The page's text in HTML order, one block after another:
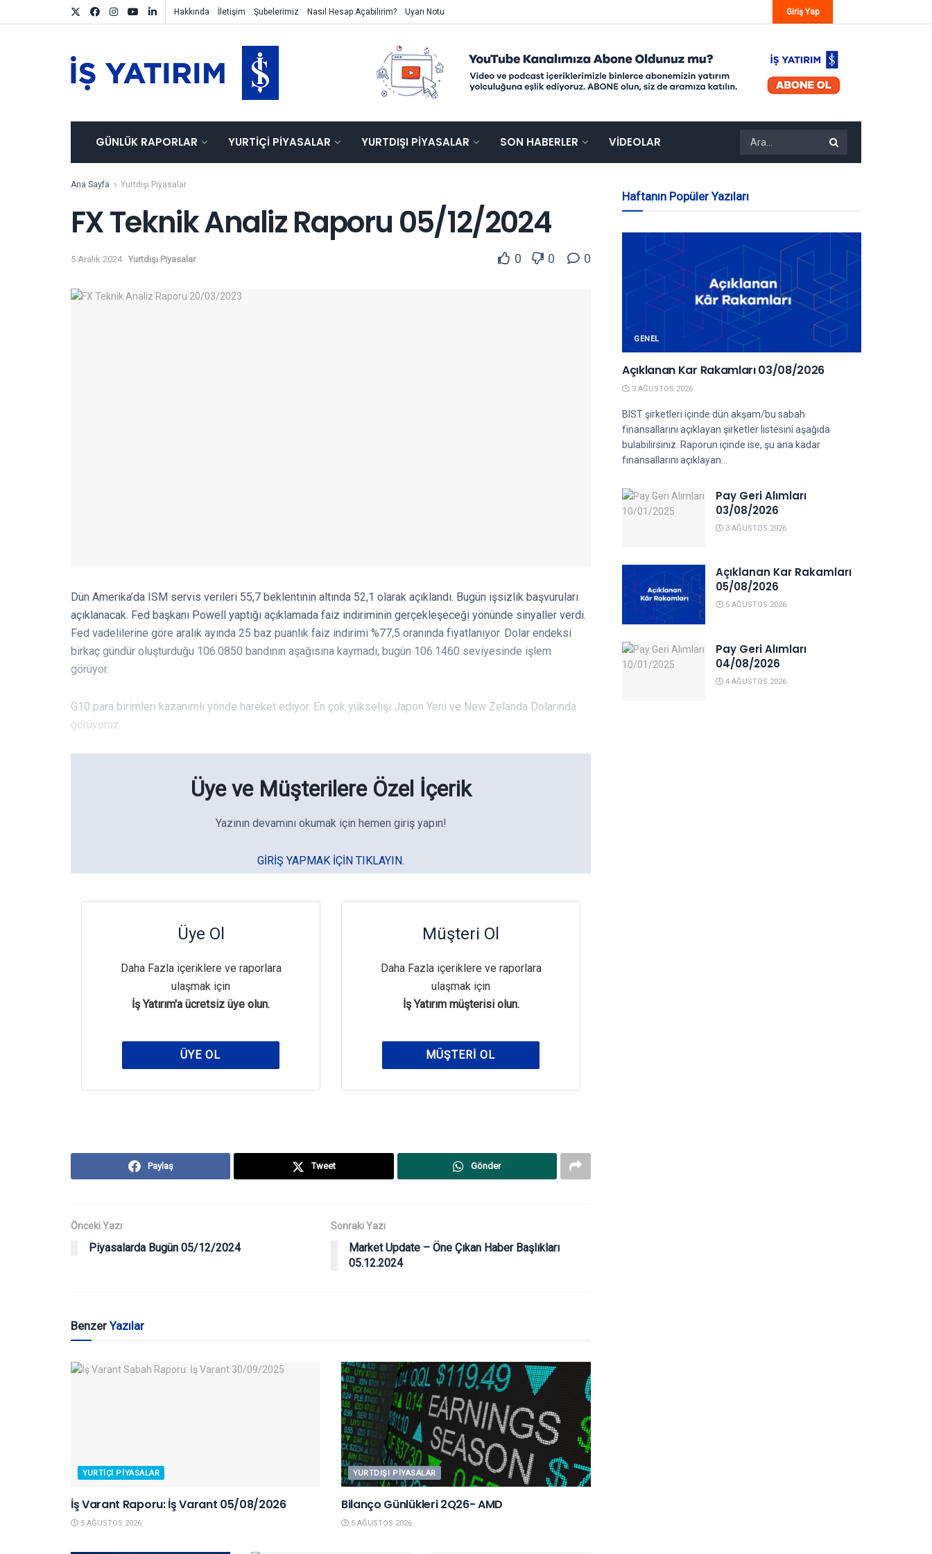
Hakkında İletişim Şubelerimiz Nasıl Hesap Açabilirim? Uyarı Notu Giriş Yap
GÜNLÜK RAPORLAR YURTIÇI PIYASALAR YURTDIŞI PIYASALAR SON HABERLER VIDEOLAR
Ana Sayfa Yurtdışı Piyasalar
FX Teknik Analiz Raporu 05/12/2024
5 Aralık 2024 Yurtdışı Piyasalar 0 0 0
Dün Amerika’da ISM servis verileri 55,7 beklentinin altında 52,1 olarak açıklandı. Bugün işsizlik başvuruları
açıklanacak. Fed başkanı Powell yaptığı açıklamada faiz indiriminin gerçekleşeceği yönünde sinyaller verdi.
Fed vadelilerine göre aralık ayında 25 baz puanlık faiz indirimi %77,5 oranında fiyatlanıyor. Dolar endeksi
birkaç gündür oluşturduğu 106.0850 bandının aşağısına kaymadı, bugün 106.1460 seviyesinde işlem
görüyor.
G10 para birimleri kazanımlı yönde hareket ediyor. En çok yükselişi Japon Yeni ve New Zelanda Dolarında
görüyoruz.
Üye ve Müşterilere Özel İçerik
Yazının devamını okumak için hemen giriş yapın!
GIRIŞ YAPMAK IÇIN TIKLAYIN.
Üye Ol
Daha Fazla içeriklere ve raporlara
ulaşmak için
İş Yatırım'a ücretsiz üye olun.
ÜYE OL
Müşteri Ol
Daha Fazla içeriklere ve raporlara
ulaşmak için
İş Yatırım müşterisi olun.
MÜŞTERI OL
Paylaş Tweet Gönder
Önceki Yazı
Piyasalarda Bugün 05/12/2024
Sonraki Yazı
Market Update – Öne Çıkan Haber Başlıkları
05.12.2024
BenzerYazılar
YURTIÇI PIYASALAR
İş Varant Raporu: İş Varant 05/08/2026
5 AĞUSTOS 2026
YURTDIŞI PIYASALAR
Bilanço Günlükleri 2Q26- AMD
5 AĞUSTOS 2026
Haftanın Popüler Yazıları
GENEL
Açıklanan Kar Rakamları 03/08/2026
3 AĞUSTOS 2026
BIST şirketleri içinde dün akşam/bu sabah
finansallarını açıklayan şirketler listesini aşağıda
bulabilirsiniz. Raporun içinde ise, şu ana kadar
finansallarını açıklayan...
Pay Geri Alımları
03/08/2026
3 AĞUSTOS 2026
Açıklanan Kar Rakamları
05/08/2026
5 AĞUSTOS 2026
Pay Geri Alımları
04/08/2026
4 AĞUSTOS 2026